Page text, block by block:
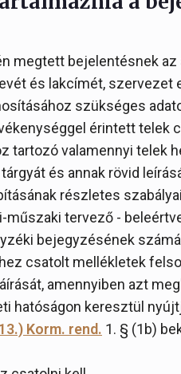
megtett bejelentésnek az
és lakcímét,
szükséges
érintett telek
tartozó valamennyi telek
és annak rövid
részletes
műszaki tervező -
bejegyzésének
csatolt mellékletek
amennyiben azt
hatóságon keresztül
Korm. rend. 1. § (1b)